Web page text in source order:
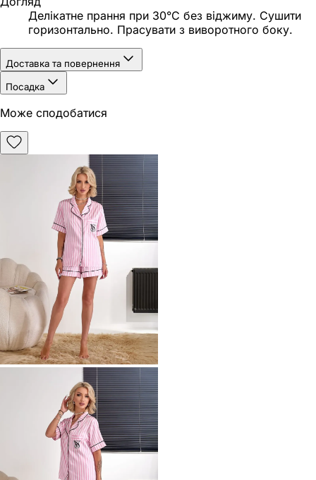
Делікатне прання при 30°C без віджиму. Сушити
горизонтально. Прасувати з виворотного боку.
Доставка та повернення
Посадка
Може сподобатися